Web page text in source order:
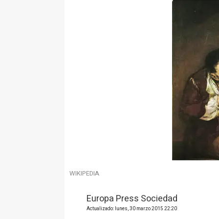
WIKIPEDIA
Europa Press Sociedad
Actualizado: lunes, 30 marzo 2015 22:20